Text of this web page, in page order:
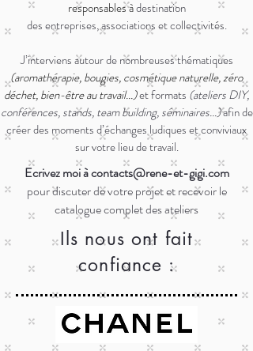
responsables àdestination
des entreprises,associations et collectivités.
J’interviens autour de nombreuses thématiques
(aromathérapie, bougies, cosmétique naturelle, zéro
déchet,bien-être au travail...)et formats (ateliers DIY,
conférences, stands, team building, séminaires...)afin de
créerdes moments d’échanges ludiques et conviviaux
sur votre lieu de travail.
Ecrivez moi àcontacts@rene-et-gigi.com
pour discuter de votre projet et recevoir le
catalogue complet des ateliers
Ils nous ont fait
confiance :